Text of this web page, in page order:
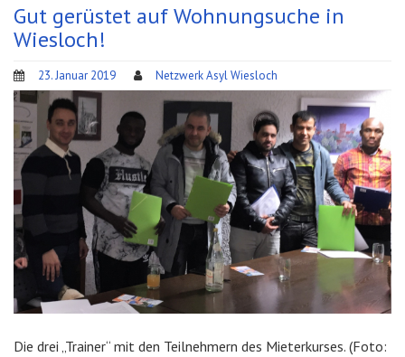
Gut gerüstet auf Wohnungsuche in
Wiesloch!
23. Januar 2019 Netzwerk Asyl Wiesloch
Die drei „Trainer“ mit den Teilnehmern des Mieterkurses. (Foto: